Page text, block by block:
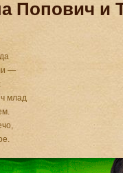
Попович и
—
млад